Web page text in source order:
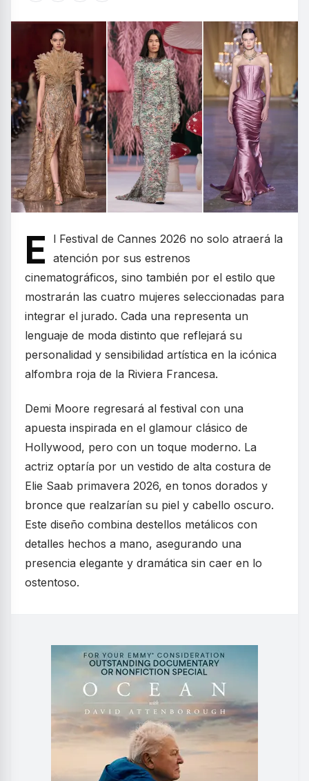
E
l Festival de Cannes 2026 no solo atraerá la
atención por sus estrenos
cinematográficos, sino también por el estilo que
mostrarán las cuatro mujeres seleccionadas para
integrar el jurado. Cada una representa un
lenguaje de moda distinto que reflejará su
personalidad y sensibilidad artística en la icónica
alfombra roja de la Riviera Francesa.
Demi Moore regresará al festival con una
apuesta inspirada en el glamour clásico de
Hollywood, pero con un toque moderno. La
actriz optaría por un vestido de alta costura de
Elie Saab primavera 2026, en tonos dorados y
bronce que realzarían su piel y cabello oscuro.
Este diseño combina destellos metálicos con
detalles hechos a mano, asegurando una
presencia elegante y dramática sin caer en lo
ostentoso.